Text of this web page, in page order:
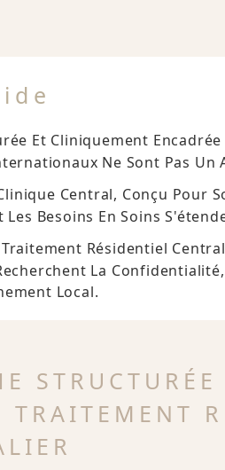
Et Cliniquement
Ne Sont Pas
Central, Conçu Pour
Les Besoins En Soins
Résidentiel
La
Local.
TRAITEMENT